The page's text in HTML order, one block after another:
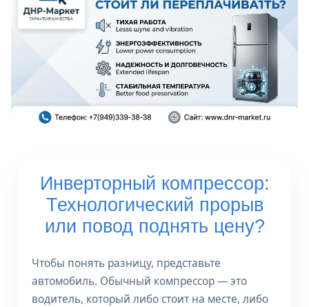
Инверторный компрессор:
Технологический прорыв
или повод поднять цену?
Чтобы понять разницу, представьте
автомобиль. Обычный компрессор — это
водитель, который либо стоит на месте, либо